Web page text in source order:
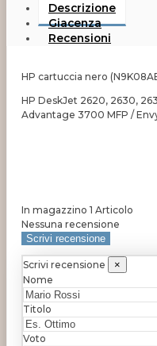
Descrizione
Giacenza
Recensioni
HP cartuccia nero
HP DeskJet 2620, 2630,
Advantage 3700 MFP /
In magazzino 1 Articolo
Nessuna recensione
Scrivi recensione
Scrivi recensione
×
Nome
Titolo
Voto